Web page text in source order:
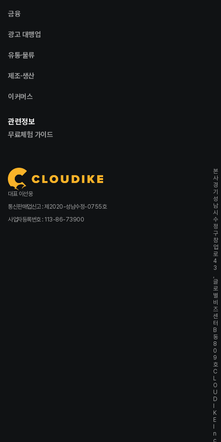
금융
광고 대행업
유통·물류
제조·생산
이커머스
관련정보
무료체험 가이드
대표 이선웅
통신판매업신고 : 제2020-성남수정-0755호
사업자등록번호 : 113-86-73900
본
사
경
기
성
남
시
수
정
구
창
업
로
4
3
글
로
벌
비
즈
센
터
B
동
8
0
9
호
C
L
O
U
D
K
E
n
c